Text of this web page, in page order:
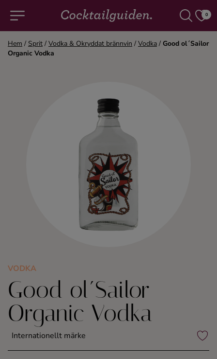
0
COCKTAILS & DRINKAR
Rom
Shots
Hem / Sprit / Vodka & Okryddat brännvin / Vodka / Good ol´Sailor
Organic Vodka
VODKA
Good ol´Sailor
Organic Vodka
Internationellt märke